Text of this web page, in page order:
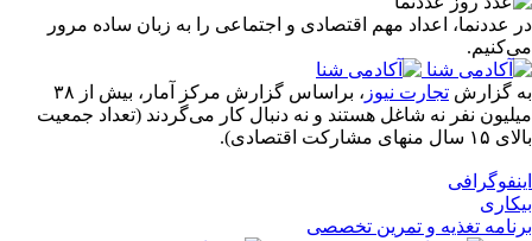
در عددنما، اعداد مهم اقتصادی و اجتماعی را به زبان ساده مرور
می‌کنیم.
به گزارش تجارت نیوز
، براساس گزارش مرکز آمار، بیش از ۳۸
میلیون نفر نه شاغل هستند و نه دنبال کار می‌گردند (تعداد جمعیت
بالای ۱۵ سال منهای مشارکت اقتصادی).
اینفوگرافی
بیکاری
برنامه تغذیه و تمرین تخصصی